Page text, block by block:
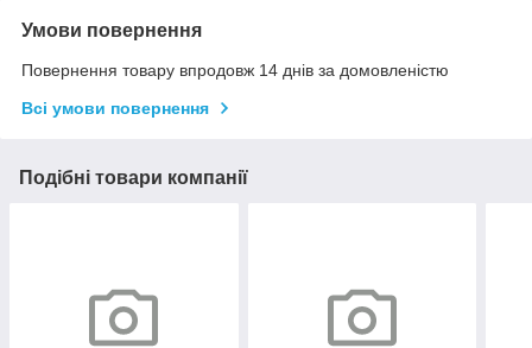
Умови повернення
Повернення товару впродовж 14 днів за домовленістю
Всі умови повернення
Подібні товари компанії